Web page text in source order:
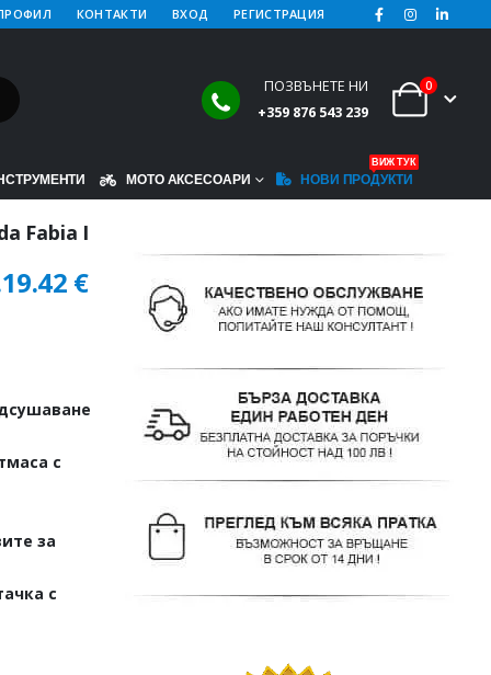
КОНТАКТИ ВХОД РЕГИСТРАЦИЯ
ПОЗВЪНЕТЕ НИ
+359 876 543 239
0
МОТО АКСЕСОАРИ НОВИ ПРОДУКТИ
ВИЖ ТУК
Fabia I
19.42 €
с
за
с